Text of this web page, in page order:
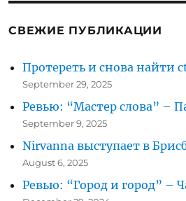
гермошлема
СВЕЖИЕ ПУБЛИКАЦИИ
Протереть и снова найти
September 29, 2025
Ревью: “Мастер слова” –
September 9, 2025
Nirvanna выступает в
August 6, 2025
Ревью: “Город и город” –